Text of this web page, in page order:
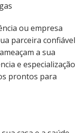
ou empresa
parceira confiável
a sua
e especialização
prontos para